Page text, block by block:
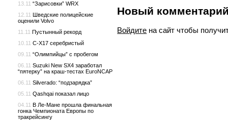
Новый
Войдите на сайт чтобы
13.11 “Зарисовки” WRX
12.11 Шведские полицейские
оценили Volvo
11.11 Пустынный рекорд
10.11 C-X17 серебристый
09.11 “Олимпийцы” с пробегом
06.11 Suzuki New SX4 заработал
“пятерку” на краш-тестах EuroNCAP
06.11 Silverado: “подзарядка”
05.11 Qashqai показал лицо
04.11 В Ле-Мане прошла финальная
гонка Чемпионата Европы по
тракрейсингу